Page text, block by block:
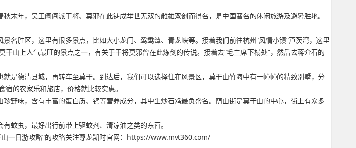
年，吴王阖闾派干将、莫邪在此铸成举世无双的雌雄双剑而得名，是中国著名的休闲旅游及避暑胜地。
胜区，这里有很多景点，比如大小龙门、鸳鸯潭、青龙峡等。接着我们前往杭州“风情小镇”芦茨湾，这里
山上人气最旺的景点之一，有关于干将莫邪曾在此炼剑的传说。接着去“毛主席下榻处”，然后去蒋介石的
德清县城，再转车至莫干。到达后，我们可以选择住在风景区，莫干山竹海中有一幢幢的精致别墅，分
的农家乐和旅店，价格就比较实惠。
味，含有丰富的蛋白质、钙等营养成分，其中生炒石鸡最负盛名。荫山街是莫干山的中心，街上有众多
蚊虫，最好出行前带上驱蚊剂、清凉油之类的东西。
山一日游攻略”的攻略关注尊龙凯时官网：https://www.mvt360.com/